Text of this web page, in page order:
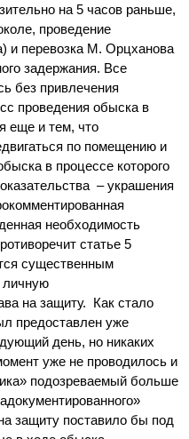
на 5 часов раньше,
проведение
и перевозка М. Орцханова
задержания. Все
без привлечения
проведения обыска в
еще и тем, что
по помещению и
в процессе которого
– украшения
необходимость
статье 5
существенным
личную
на защиту. Как стало
предоставлен уже
день, но никаких
уже не проводилось и
подозреваемый больше
защиту поставило бы под